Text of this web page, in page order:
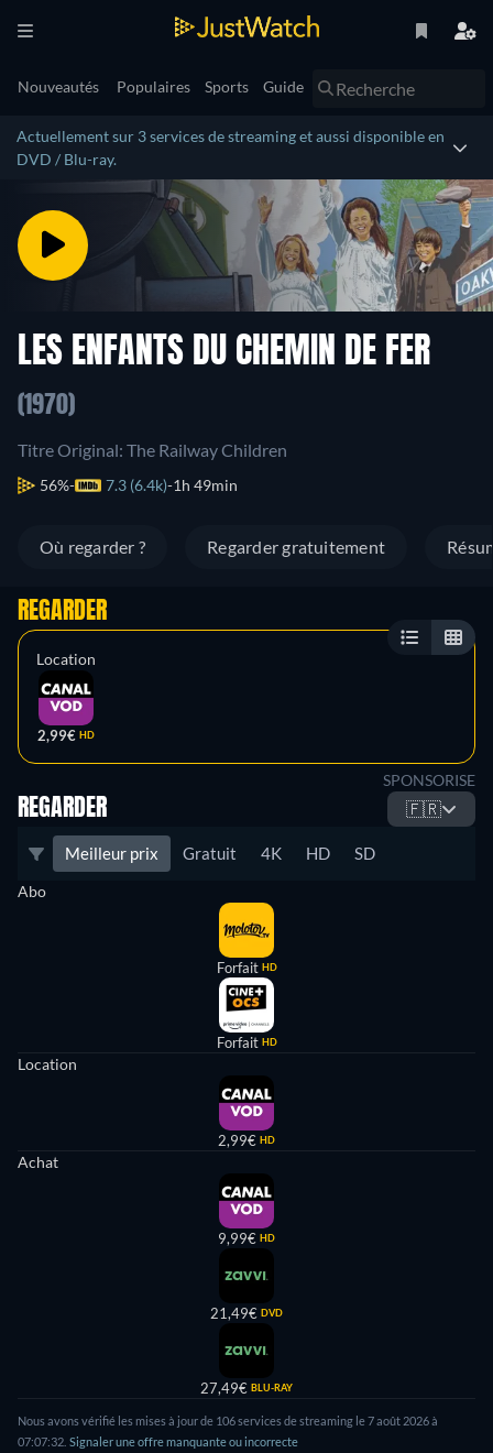
Nouveautés Populaires Sports Guide
Actuellement sur 3 services de streaming et aussi disponible en
DVD / Blu-ray.
LES ENFANTS DU CHEMIN DE FER
(1970)
Titre Original: The Railway Children
56% 7.3 (6.4k) 1h 49min
Où regarder ? Regarder gratuitement
REGARDER
Location
2,99€ HD
SPONSORISE
REGARDER 🇫🇷
Meilleur prix Gratuit 4K HD SD
Abo
Forfait HD
Forfait HD
Location
2,99€ HD
Achat
9,99€ HD
21,49€ DVD
27,49€ BLU-RAY
Nous avons vérifié les mises à jour de 106 services de streaming le 7 août 2026 à
07:07:32. Signaler une offre manquante ou incorrecte